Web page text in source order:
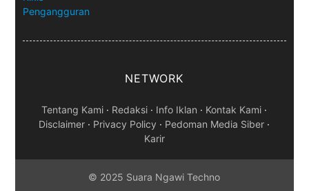
NETWORK
Tentang Kami · Redaksi · Info Iklan · Kontak Kami ·
Disclaimer · Privacy Policy · Pedoman Media Siber ·
Karir
© 2025 Suara Ngawi Techno